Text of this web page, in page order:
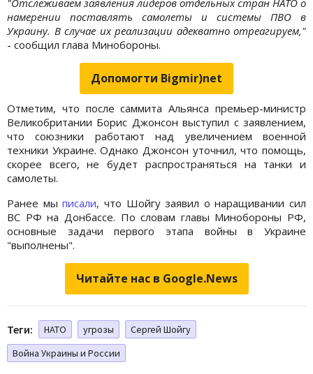
намерении поставлять самолеты и системы ПВО в
Украину. В случае их реализации адекватно отреагируем,"
- сообщил глава Минобороны.
Допомогти Bigmir)net
Отметим, что после саммита Альянса премьер-министр
Великобритании Борис Джонсон выступил с заявлением,
что союзники работают над увеличением военной
техники Украине. Однако Джонсон уточнил, что помощь,
скорее всего, не будет распространяться на танки и
самолеты.
Ранее мыписали, что Шойгу заявил о наращивании сил
ВС РФ на Донбассе. По словам главы Минобороны РФ,
основные задачи первого этапа войны в Украине
"выполнены".
Читайте нас в Google.News
Теги: НАТО угрозы
Сергей Шойгу
Война Украины и России